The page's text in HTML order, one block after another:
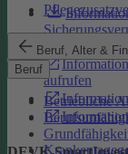
Beruf, Alter &
Beruf
Betriebliche
AG)
aufrufen